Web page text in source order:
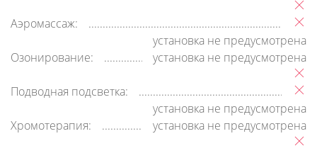
Аэромассаж:
установка не предусмотрена
Озонирование:
установка не предусмотрена
Подводная подсветка:
установка не предусмотрена
Хромотерапия:
установка не предусмотрена